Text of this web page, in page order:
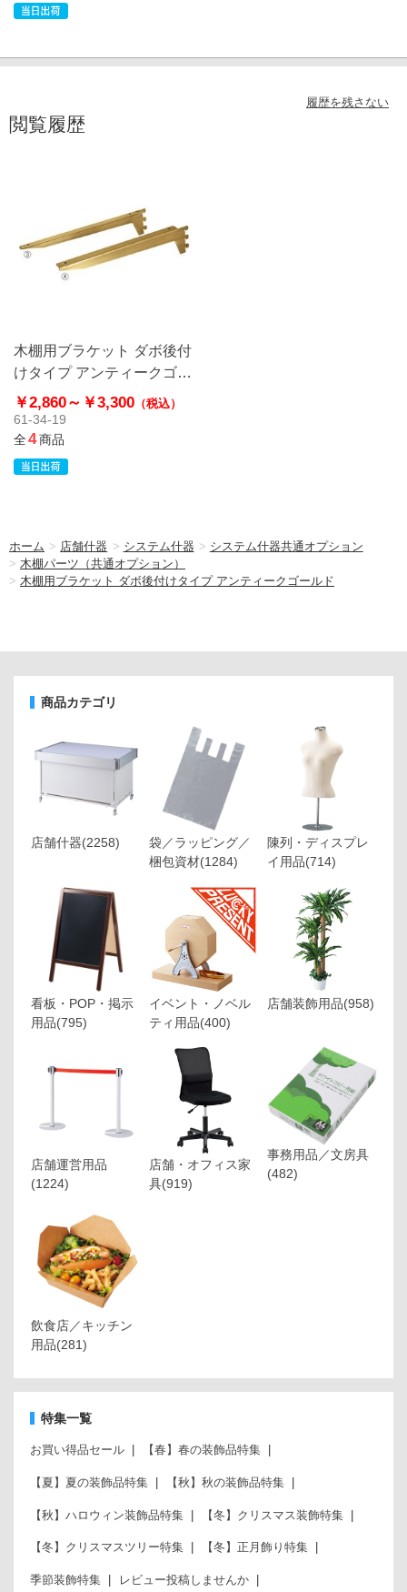
履歴を残さない
閲覧履歴
木棚用ブラケット ダボ後付
けタイプ アンティークゴー
ルド
￥2,860～ ￥3,300 （税込）
61-34-19
全4商品
ホーム > 店舗什器 > システム什器 > システム什器共通オプション
> 木棚パーツ（共通オプション）
> 木棚用ブラケット ダボ後付けタイプ アンティークゴールド
商品カテゴリ
店舗什器(2258)
袋／ラッピング／
梱包資材(1284)
陳列・ディスプレ
イ用品(714)
看板・POP・掲示
用品(795)
イベント・ノベル
ティ用品(400)
店舗装飾用品(958)
店舗運営用品
(1224)
店舗・オフィス家
具(919)
事務用品／文房具
(482)
飲食店／キッチン
用品(281)
特集一覧
お買い得品セール 【春】春の装飾品特集
【夏】夏の装飾品特集 【秋】秋の装飾品特集
【秋】ハロウィン装飾品特集 【冬】クリスマス装飾特集
【冬】クリスマスツリー特集 【冬】正月飾り特集
季節装飾特集 レビュー投稿しませんか